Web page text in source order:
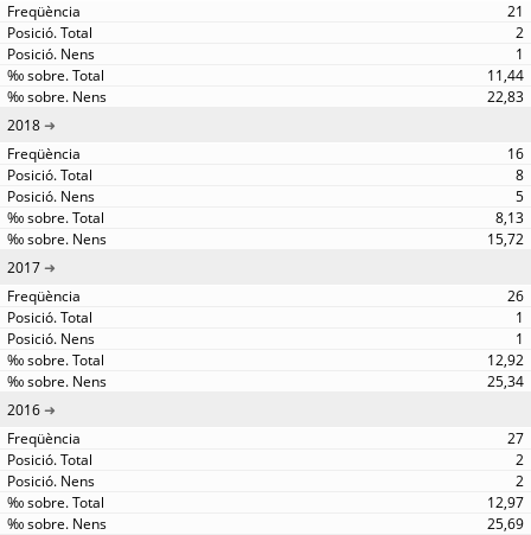
21
2
1
11,44
22,83
2018
16
8
5
8,13
15,72
2017
26
1
1
12,92
25,34
2016
27
2
2
12,97
25,69